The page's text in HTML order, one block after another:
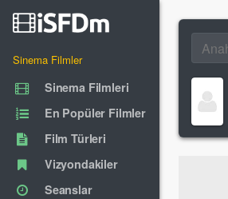
Sinema Filmler
Sinema Filmleri
En Popüler Filmler
Film Türleri
Vizyondakiler
Seanslar